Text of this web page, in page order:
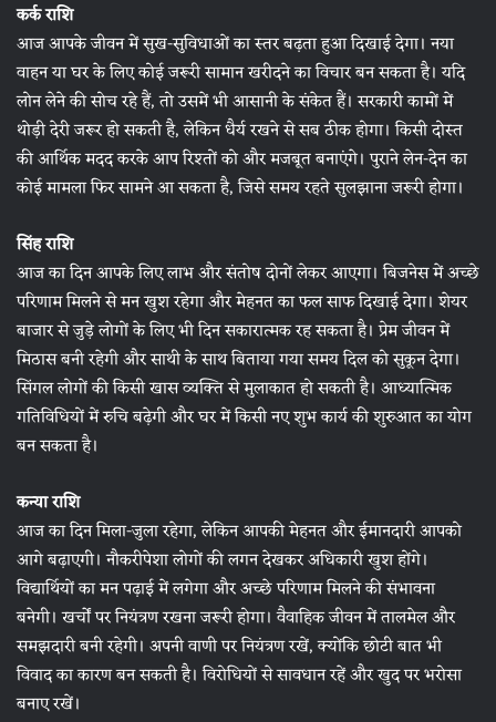
कर्क राशि
आज आपके जीवन में सुख-सुविधाओं का स्तर बढ़ता हुआ दिखाई देगा। नया
वाहन या घर के लिए कोई जरूरी सामान खरीदने का विचार बन सकता है। यदि
लोन लेने की सोच रहे हैं, तो उसमें भी आसानी के संकेत हैं। सरकारी कामों में
थोड़ी देरी जरूर हो सकती है, लेकिन धैर्य रखने से सब ठीक होगा। किसी दोस्त
की आर्थिक मदद करके आप रिश्तों को और मजबूत बनाएंगे। पुराने लेन-देन का
कोई मामला फिर सामने आ सकता है, जिसे समय रहते सुलझाना जरूरी होगा।
सिंह राशि
आज का दिन आपके लिए लाभ और संतोष दोनों लेकर आएगा। बिजनेस में अच्छे
परिणाम मिलने से मन खुश रहेगा और मेहनत का फल साफ दिखाई देगा। शेयर
बाजार से जुड़े लोगों के लिए भी दिन सकारात्मक रह सकता है। प्रेम जीवन में
मिठास बनी रहेगी और साथी के साथ बिताया गया समय दिल को सुकून देगा।
सिंगल लोगों की किसी खास व्यक्ति से मुलाकात हो सकती है। आध्यात्मिक
गतिविधियों में रुचि बढ़ेगी और घर में किसी नए शुभ कार्य की शुरुआत का योग
बन सकता है।
कन्या राशि
आज का दिन मिला-जुला रहेगा, लेकिन आपकी मेहनत और ईमानदारी आपको
आगे बढ़ाएगी। नौकरीपेशा लोगों की लगन देखकर अधिकारी खुश होंगे।
विद्यार्थियों का मन पढ़ाई में लगेगा और अच्छे परिणाम मिलने की संभावना
बनेगी। खर्चों पर नियंत्रण रखना जरूरी होगा। वैवाहिक जीवन में तालमेल और
समझदारी बनी रहेगी। अपनी वाणी पर नियंत्रण रखें, क्योंकि छोटी बात भी
विवाद का कारण बन सकती है। विरोधियों से सावधान रहें और खुद पर भरोसा
बनाए रखें।